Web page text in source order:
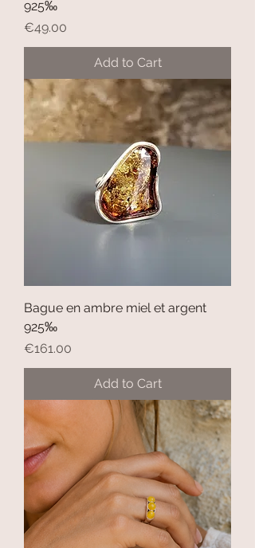
925‰
Price
€49.00
Add to Cart
Bague en ambre miel et argent
925‰
Price
€161.00
Add to Cart